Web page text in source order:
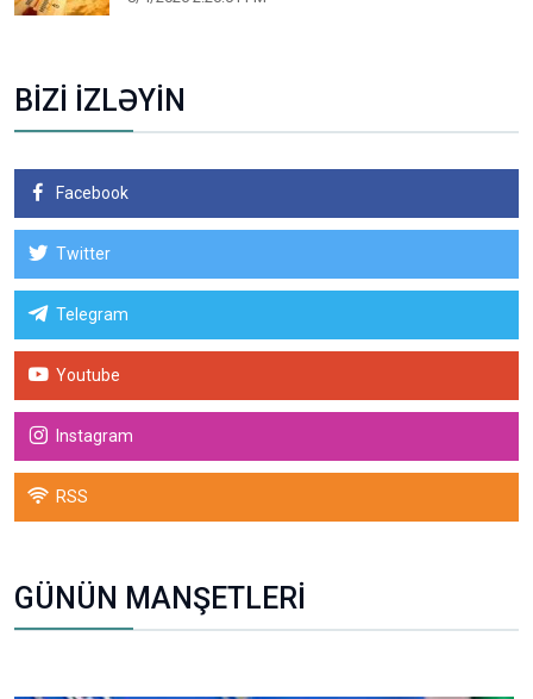
BİZİ İZLƏYİN
Facebook
Twitter
Telegram
Youtube
Instagram
RSS
GÜNÜN MANŞETLERİ